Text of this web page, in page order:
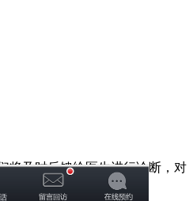
将及时反馈给医生进行诊断，对
保密！请您放心！